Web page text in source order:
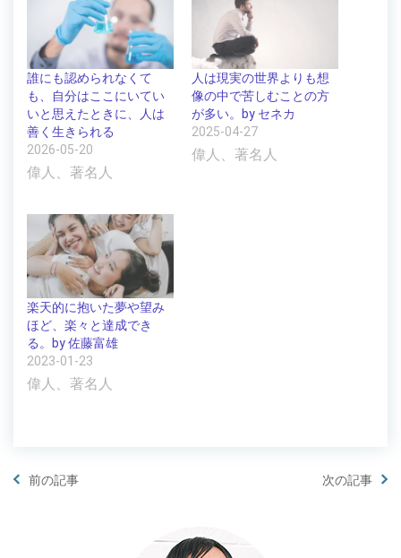
誰にも認められなくて
も、自分はここにいてい
いと思えたときに、人は
善く生きられる
2026-05-20
偉人、著名人
人は現実の世界よりも想
像の中で苦しむことの方
が多い。by セネカ
2025-04-27
偉人、著名人
楽天的に抱いた夢や望み
ほど、楽々と達成でき
る。by 佐藤富雄
2023-01-23
偉人、著名人
前の記事 次の記事